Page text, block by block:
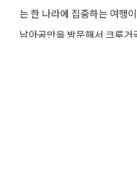
는 한 나라에 집중하는 여행
남아공만을 방문해서 크루